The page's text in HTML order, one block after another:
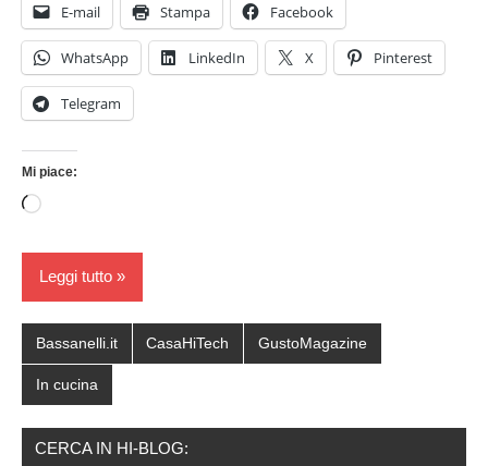
E-mail Stampa Facebook
WhatsApp LinkedIn X Pinterest
Telegram
Mi piace:
Caricamento
corso…
Leggi tutto
Bassanelli.it CasaHiTech GustoMagazine
In cucina
CERCA IN HI-BLOG: